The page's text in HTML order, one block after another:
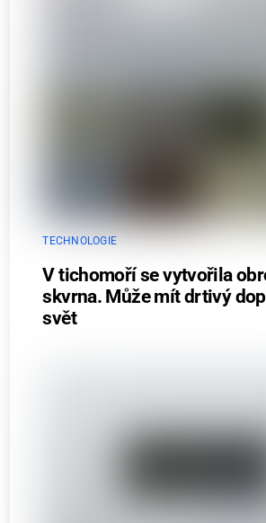
TECHNOLOGIE
V tichomoří se vytvořila
skvrna. Může mít drtivý
svět